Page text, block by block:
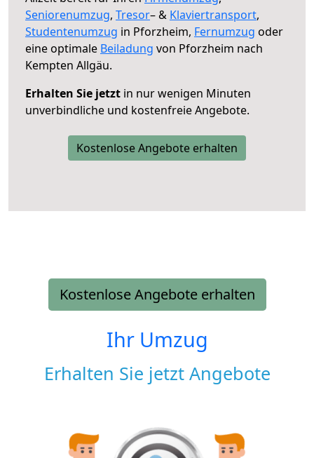
Seniorenumzug, Tresor– & Klaviertransport,
Studentenumzug in Pforzheim, Fernumzug oder
eine optimale Beiladung von Pforzheim nach
Kempten Allgäu.
Erhalten Sie jetzt in nur wenigen Minuten
unverbindliche und kostenfreie Angebote.
Kostenlose Angebote erhalten
Kostenlose Angebote erhalten
Ihr Umzug
Erhalten Sie jetzt Angebote